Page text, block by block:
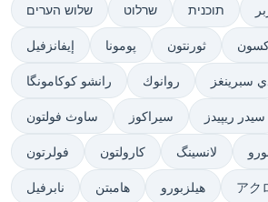
שלוש הערים שרלוט תוכנית
إيفانزفيل پومونا ثورنتون
رانشو کوکامونگا روانوك سبرينغز
ساوث فولتون سيراكوز سیدر ریپیدز
فولرتون كارولتون لانسینگ
نابرفيل هامبتن هيلزبورو アク